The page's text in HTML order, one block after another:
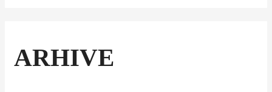
ARHIVE